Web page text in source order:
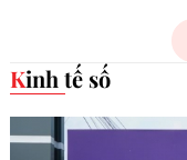
Kinh tế số